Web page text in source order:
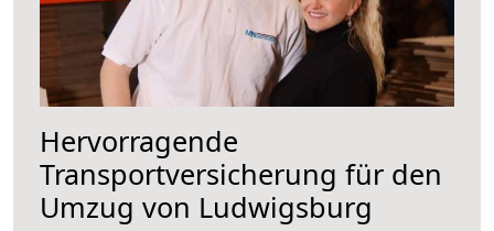
Hervorragende
Transportversicherung für den
Umzug von Ludwigsburg